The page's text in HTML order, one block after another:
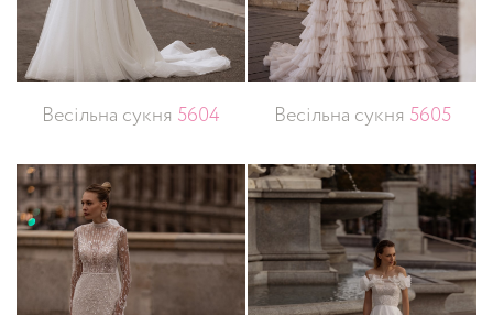
Весільна сукня 5604 Весільна сукня 5605